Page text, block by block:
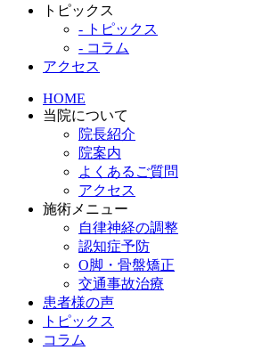
トピックス
- トピックス
- コラム
アクセス
HOME
当院について
院長紹介
院案内
よくあるご質問
アクセス
施術メニュー
自律神経の調整
認知症予防
O脚・骨盤矯正
交通事故治療
患者様の声
トピックス
コラム